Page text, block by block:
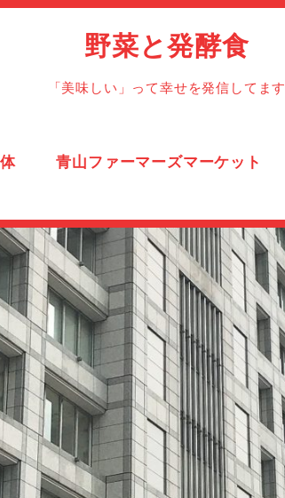
野菜と発酵食
「美味しい」って幸せを発信してます
体 青山ファーマーズマーケット